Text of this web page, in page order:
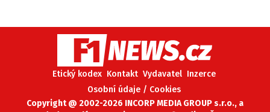
Etický kodex Kontakt Vydavatel Inzerce
Osobní údaje / Cookies
Copyright @ 2002-2026 INCORP MEDIA GROUP s.r.o., a